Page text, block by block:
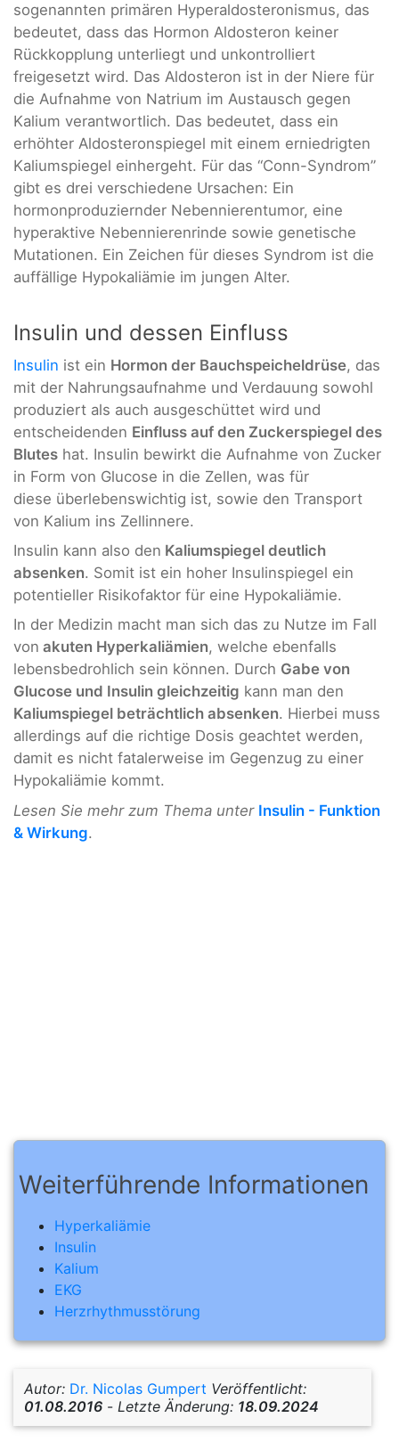
sogenannten primären Hyperaldosteronismus, das
bedeutet, dass das Hormon Aldosteron keiner
Rückkopplung unterliegt und unkontrolliert
freigesetzt wird. Das Aldosteron ist in der Niere für
die Aufnahme von Natrium im Austausch gegen
Kalium verantwortlich. Das bedeutet, dass ein
erhöhter Aldosteronspiegel mit einem erniedrigten
Kaliumspiegel einhergeht. Für das “Conn-Syndrom”
gibt es drei verschiedene Ursachen: Ein
hormonproduziernder Nebennierentumor, eine
hyperaktive Nebennierenrinde sowie genetische
Mutationen. Ein Zeichen für dieses Syndrom ist die
auffällige Hypokaliämie im jungen Alter.
Insulin und dessen Einfluss
Insulin ist ein Hormon der Bauchspeicheldrüse, das
mit der Nahrungsaufnahme und Verdauung sowohl
produziert als auch ausgeschüttet wird und
entscheidenden Einfluss auf den Zuckerspiegel des
Blutes hat. Insulin bewirkt die Aufnahme von Zucker
in Form von Glucose in die Zellen, was für
diese überlebenswichtig ist, sowie den Transport
von Kalium ins Zellinnere.
Insulin kann also den Kaliumspiegel deutlich
absenken. Somit ist ein hoher Insulinspiegel ein
potentieller Risikofaktor für eine Hypokaliämie.
In der Medizin macht man sich das zu Nutze im Fall
von akuten Hyperkaliämien, welche ebenfalls
lebensbedrohlich sein können. Durch Gabe von
Glucose und Insulin gleichzeitig kann man den
Kaliumspiegel beträchtlich absenken. Hierbei muss
allerdings auf die richtige Dosis geachtet werden,
damit es nicht fatalerweise im Gegenzug zu einer
Hypokaliämie kommt.
Lesen Sie mehr zum Thema unter Insulin - Funktion
& Wirkung.
Weiterführende Informationen
Hyperkaliämie
Insulin
Kalium
EKG
Herzrhythmusstörung
Autor: Dr. Nicolas Gumpert Veröffentlicht:
01.08.2016 - Letzte Änderung: 18.09.2024